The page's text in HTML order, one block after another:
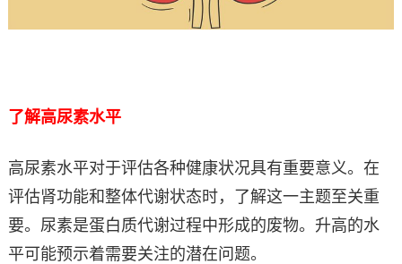
了解高尿素水平
高尿素水平对于评估各种健康状况具有重要意义。在
评估肾功能和整体代谢状态时，了解这一主题至关重
要。尿素是蛋白质代谢过程中形成的废物。升高的水
平可能预示着需要关注的潜在问题。